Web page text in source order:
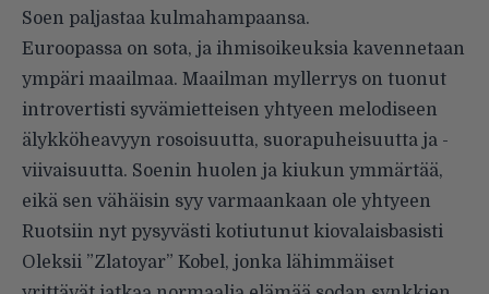
Soen paljastaa kulmahampaansa.
Euroopassa on sota, ja ihmisoikeuksia kavennetaan
ympäri maailmaa. Maailman myllerrys on tuonut
introvertisti syvämietteisen yhtyeen melodiseen
älykköheavyyn rosoisuutta, suorapuheisuutta ja -
viivaisuutta. Soenin huolen ja kiukun ymmärtää,
eikä sen vähäisin syy varmaankaan ole yhtyeen
Ruotsiin nyt pysyvästi kotiutunut kiovalaisbasisti
Oleksii ”Zlatoyar” Kobel, jonka lähimmäiset